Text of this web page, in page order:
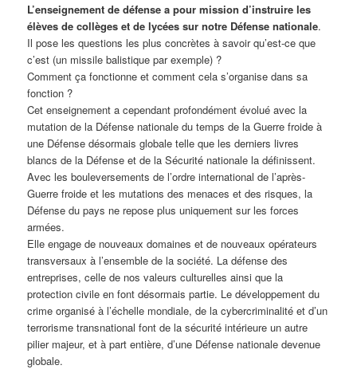
L’enseignement de défense a pour mission d’instruire les
élèves de collèges et de lycées sur notre Défense nationale.
Il pose les questions les plus concrètes à savoir qu’est-ce que
c’est (un missile balistique par exemple) ?
Comment ça fonctionne et comment cela s’organise dans sa
fonction ?
Cet enseignement a cependant profondément évolué avec la
mutation de la Défense nationale du temps de la Guerre froide à
une Défense désormais globale telle que les derniers livres
blancs de la Défense et de la Sécurité nationale la définissent.
Avec les bouleversements de l’ordre international de l’après-
Guerre froide et les mutations des menaces et des risques, la
Défense du pays ne repose plus uniquement sur les forces
armées.
Elle engage de nouveaux domaines et de nouveaux opérateurs
transversaux à l’ensemble de la société. La défense des
entreprises, celle de nos valeurs culturelles ainsi que la
protection civile en font désormais partie. Le développement du
crime organisé à l’échelle mondiale, de la cybercriminalité et d’un
terrorisme transnational font de la sécurité intérieure un autre
pilier majeur, et à part entière, d’une Défense nationale devenue
globale.